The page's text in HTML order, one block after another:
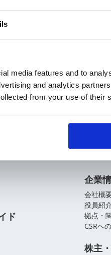
media features and to
and analytics
from your use of their
ド
企業
会社概
役員紹
拠点・
CSRへ
株主